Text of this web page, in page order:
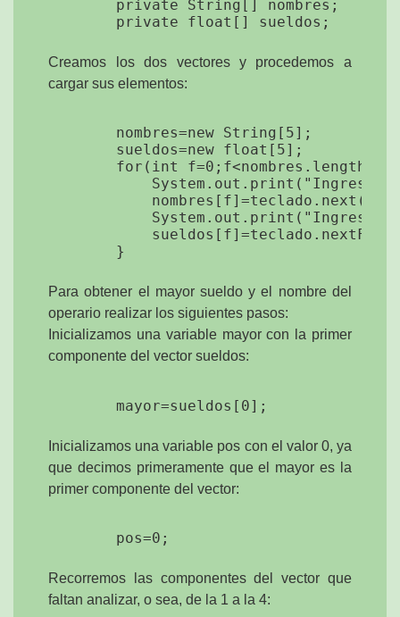
Creamos los dos vectores y procedemos a
cargar sus elementos:
        nombres=new String[5];
        sueldos=new float[5];
for(int
System.out.print("Ingrese
            nombres[f]=teclado.next();
System.out.print("Ingrese
Para obtener el mayor sueldo y el nombre del
operario realizar los siguientes pasos:
Inicializamos una variable mayor con la primer
componente del vector sueldos:
Inicializamos una variable pos con el valor 0, ya
que decimos primeramente que el mayor es la
primer componente del vector:
Recorremos las componentes del vector que
faltan analizar, o sea, de la 1 a la 4: